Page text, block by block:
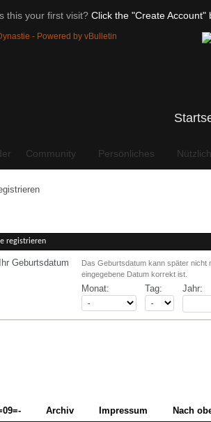
this your first visit? Click the "Create Account"
Community Persönliches
registrieren
Geburtsdatum
Das Geburtsdatum kann später nicht
eingegebene Datum korrekt ist.
Monat: Tag: Jahr:
Archiv Impressum Nach